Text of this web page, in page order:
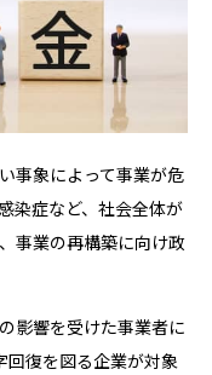
事象によって事業が危
染症など、社会全体が
事業の再構築に向け政
影響を受けた事業者に
回復を図る企業が対象